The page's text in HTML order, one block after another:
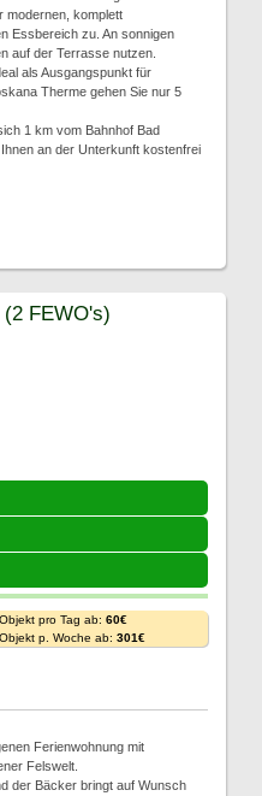
modernen, komplett
Essbereich zu. An sonnigen
auf der Terrasse nutzen.
als Ausgangspunkt für
Therme gehen Sie nur 5
1 km vom Bahnhof Bad
an der Unterkunft kostenfrei
FEWO's)
Objekt pro Tag ab: 60€
Objekt p. Woche ab: 301€
Ferienwohnung mit
Felswelt.
der Bäcker bringt auf Wunsch